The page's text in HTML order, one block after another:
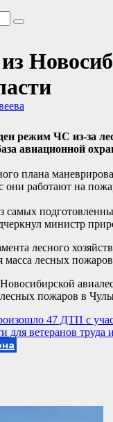
режим ЧС из-за
авиационной
плана
они работают на
министр
лесного
лесных пожаров
пожаров в
47 ДТП с
для ветеранов труда